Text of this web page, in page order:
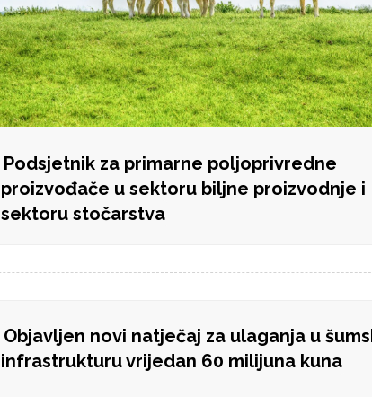
Podsjetnik za primarne poljoprivredne
proizvođače u sektoru biljne proizvodnje i
sektoru stočarstva
Objavljen novi natječaj za ulaganja u
infrastrukturu vrijedan 60 milijuna kuna